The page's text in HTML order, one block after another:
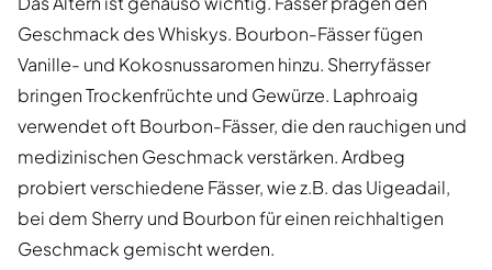
Geschmack des Whiskys. Bourbon-Fässer fügen
Vanille- und Kokosnussaromen hinzu. Sherryfässer
bringen Trockenfrüchte und Gewürze. Laphroaig
verwendet oft Bourbon-Fässer, die den rauchigen und
medizinischen Geschmack verstärken. Ardbeg
probiert verschiedene Fässer, wie z.B. das Uigeadail,
bei dem Sherry und Bourbon für einen reichhaltigen
Geschmack gemischt werden.